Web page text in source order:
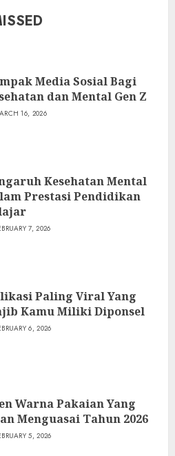
Media Sosial Bagi
dan Mental Gen Z
16, 2026
Kesehatan Mental
Prestasi Pendidikan
7, 2026
Paling Viral Yang
Kamu Miliki Diponsel
6, 2026
Warna Pakaian Yang
Menguasai Tahun 2026
5, 2026